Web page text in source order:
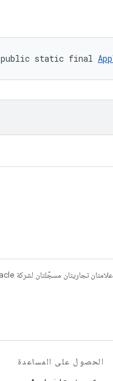
public static final
الحصول على المساعدة